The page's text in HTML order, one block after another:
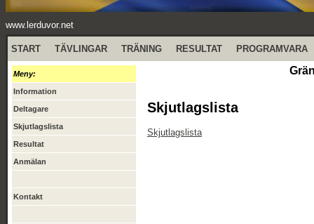
www.lerduvor.net
START TÄVLINGAR TRÄNING RESULTAT PROGRAMVARA
Meny:
Information
Deltagare
Skjutlagslista
Resultat
Anmälan
Kontakt
Skjutlagslista
Skjutlagslista